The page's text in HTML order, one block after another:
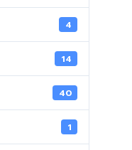
4
14
40
1